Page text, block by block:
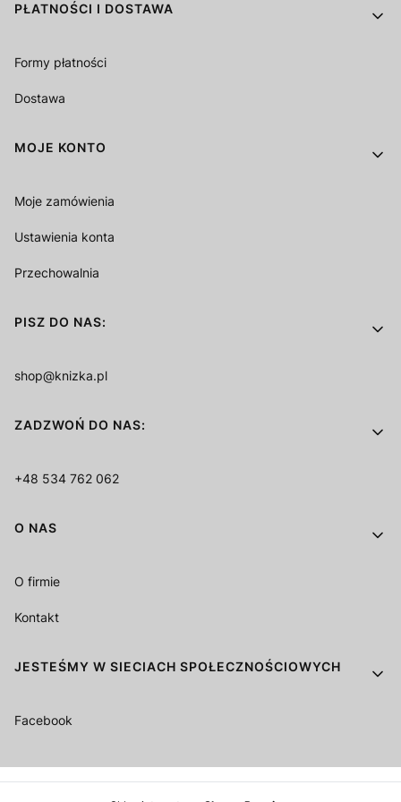
PŁATNOŚCI I DOSTAWA
Formy płatności
Dostawa
MOJE KONTO
Moje zamówienia
Ustawienia konta
Przechowalnia
PISZ DO NAS:
shop@knizka.pl
ZADZWOŃ DO NAS:
+48 534 762 062
O NAS
O firmie
Kontakt
JESTEŚMY W SIECIACH SPOŁECZNOŚCIOWYCH
Facebook